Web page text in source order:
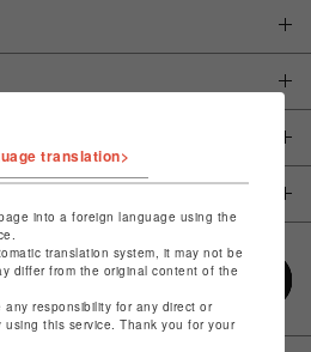
translation>
into a foreign language using the
translation system, it may not be
differ from the original content of the
responsibility for any direct or
using this service. Thank you for your